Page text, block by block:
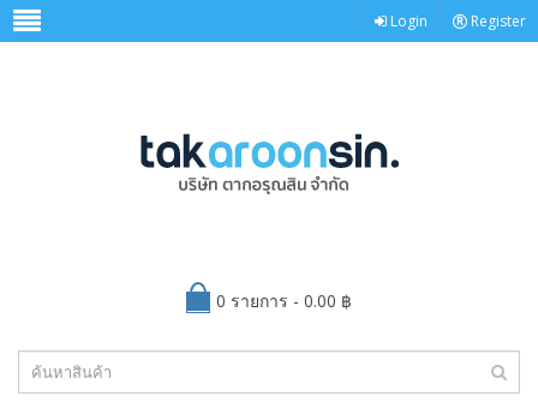
Login Register
0 รายการ - 0.00 ฿